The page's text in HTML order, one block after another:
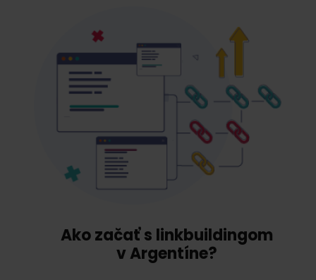
Ako začať s linkbuildingom
v Argentíne?